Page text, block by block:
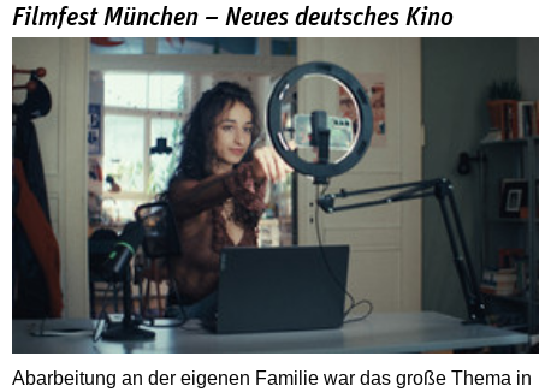
Filmfest München – Neues deutsches Kino
Abarbeitung an der eigenen Familie war das große Thema in